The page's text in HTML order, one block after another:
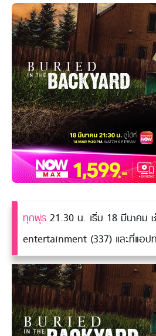
FAQs
ทุกพุธ 21.30 น. เริ่ม 18 มีนาคม
entertainment (337) และที่แอป